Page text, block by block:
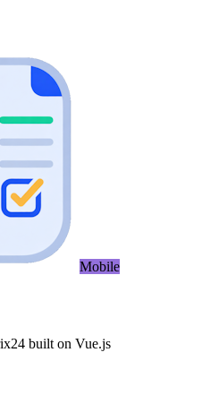
Mobile
built on Vue.js